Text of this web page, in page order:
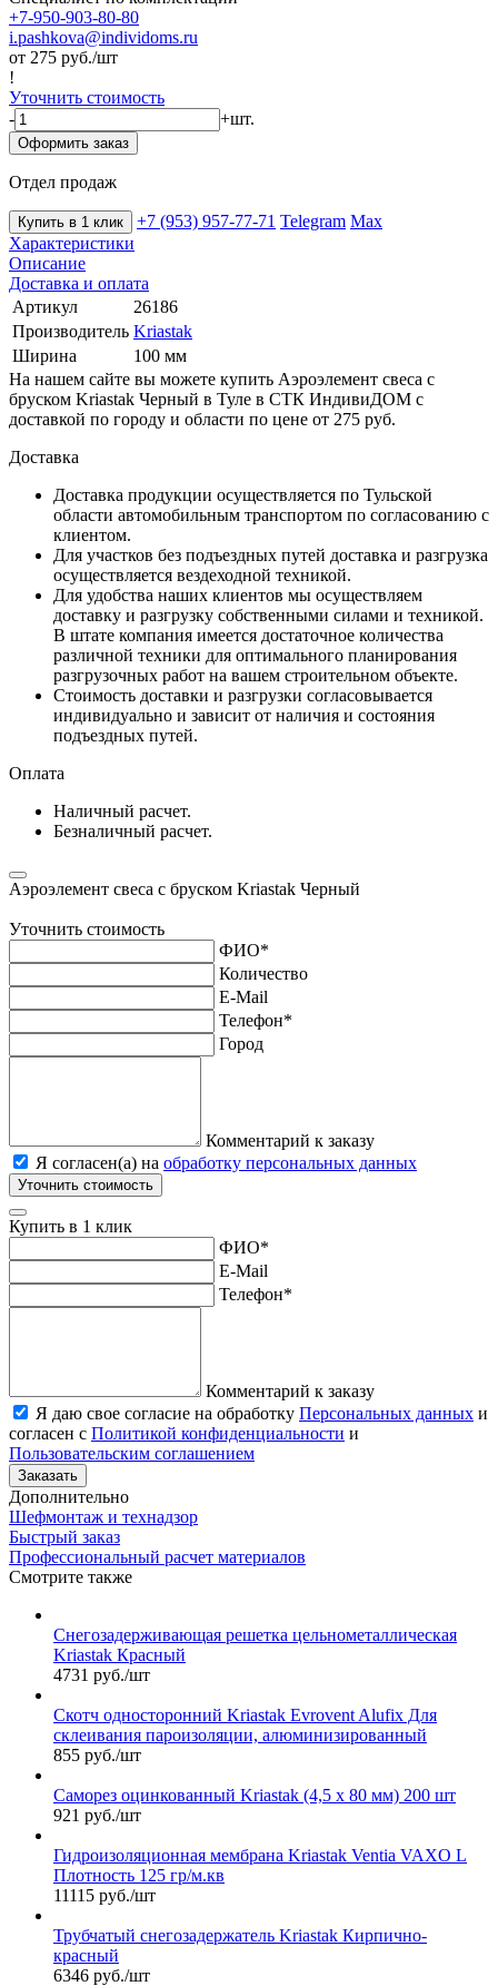
+7-950-903-80-80
i.pashkova@individoms.ru
от 275 руб./шт
!
Уточнить стоимость
-
+шт.
Оформить заказ
Отдел продаж
Купить в 1 клик +7 (953) 957-77-71 Telegram Max
Характеристики
Описание
Доставка и оплата
Артикул
26186
Производитель Kriastak
Ширина
100 мм
На нашем сайте вы можете купить Аэроэлемент свеса с
бруском Kriastak Черный в Туле в СТК ИндивиДОМ с
доставкой по городу и области по цене от 275 руб.
Доставка
Доставка продукции осуществляется по Тульской
области автомобильным транспортом по согласованию с
клиентом.
Для участков без подъездных путей доставка и разгрузка
осуществляется вездеходной техникой.
Для удобства наших клиентов мы осуществляем
доставку и разгрузку собственными силами и техникой.
В штате компания имеется достаточное количества
различной техники для оптимального планирования
разгрузочных работ на вашем строительном объекте.
Стоимость доставки и разгрузки согласовывается
индивидуально и зависит от наличия и состояния
подъездных путей.
Оплата
Наличный расчет.
Безналичный расчет.
Аэроэлемент свеса с бруском Kriastak Черный
Уточнить стоимость
ФИО*
Количество
E-Mail
Телефон*
Город
Комментарий к заказу
Я согласен(а) на обработку персональных данных
Уточнить стоимость
Купить в 1 клик
ФИО*
E-Mail
Телефон*
Комментарий к заказу
Я даю свое согласие на обработку Персональных данных и
согласен с Политикой конфиденциальности и
Пользовательским соглашением
Заказать
Дополнительно
Шефмонтаж и технадзор
Быстрый заказ
Профессиональный расчет материалов
Смотрите также
Снегозадерживающая решетка цельнометаллическая
Kriastak Красный
4731 руб./шт
Скотч односторонний Kriastak Evrovent Alufix Для
склеивания пароизоляции, алюминизированный
855 руб./шт
Саморез оцинкованный Kriastak (4,5 х 80 мм) 200 шт
921 руб./шт
Гидроизоляционная мембрана Kriastak Ventia VAXO L
Плотность 125 гр/м.кв
11115 руб./шт
Трубчатый снегозадержатель Kriastak Кирпично-
красный
6346 руб./шт